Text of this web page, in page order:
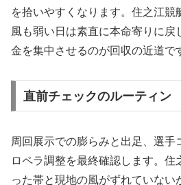
を拾いやすくなります。住之江競
風も弱い日は素直に本命寄りに戻
金を集中させるのが回収の近道で
直前チェックのルーティン
周回展示での膨らみと出足、選手
ロペラ調整を最終確認します。住
った帯と現地の風がずれていない